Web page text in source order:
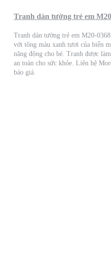
Tranh dán tường trẻ em
Tranh dán tường trẻ em M20-
với tông màu xanh tươi của biển
năng động cho bé. Tranh được
an toàn cho sức khỏe. Liên hệ
báo giá.